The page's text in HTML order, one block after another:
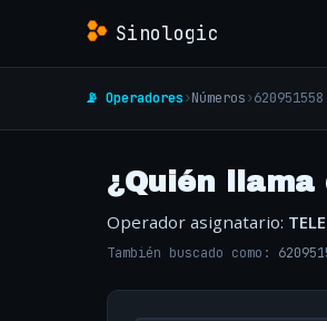
Sinologic
📡 Operadores›Números›620951558
¿Quién llama
Operador asignatario:
También buscado como: